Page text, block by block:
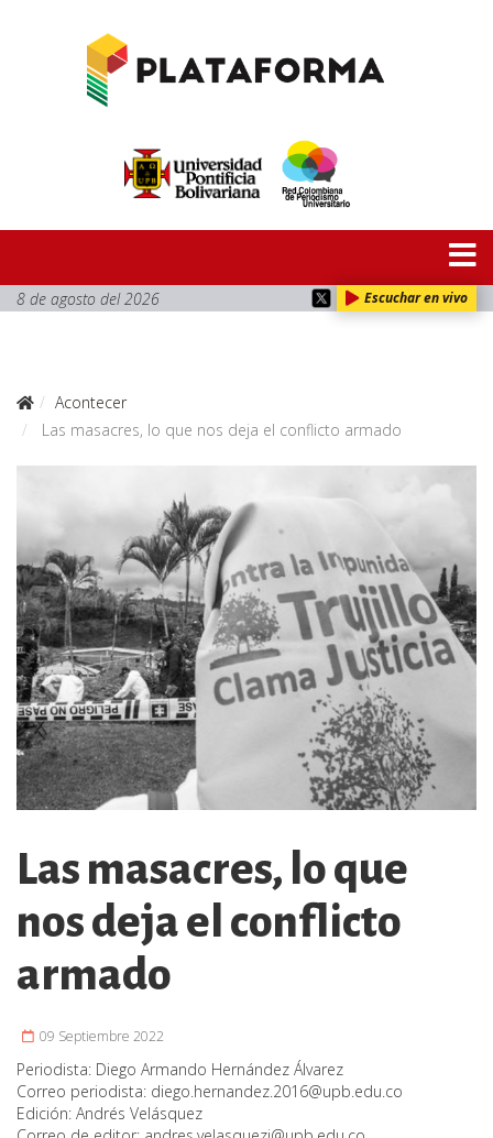
8 de agosto del 2026 Escuchar en vivo
Acontecer
Las masacres, lo que nos deja el conflicto armado
Las masacres, lo que
nos deja el conflicto
armado
09 Septiembre 2022
Periodista: Diego Armando Hernández Álvarez
Correo periodista: diego.hernandez.2016@upb.edu.co
Edición: Andrés Velásquez